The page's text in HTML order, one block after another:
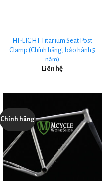
HI-LIGHT Titanium Seat Post
Clamp (Chính hãng, bảo hành 5
năm)
Liên hệ
Chính hãng